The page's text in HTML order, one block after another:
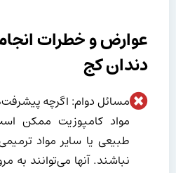
عوارض و خطرات
دندان کج
مسائل دوام: اگرچه
مواد کامپوزیت ممکن
طبیعی یا سایر مواد
نباشند. آنها می‌توانند به